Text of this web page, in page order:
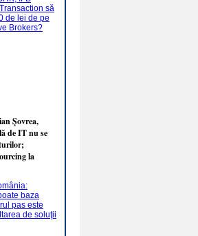
Şovrea,
de IT nu se
la